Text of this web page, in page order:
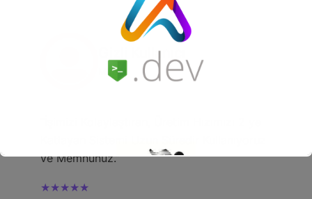
Gizli Kullanıcı
Müdür
ve Memnunuz.”
★★★★★